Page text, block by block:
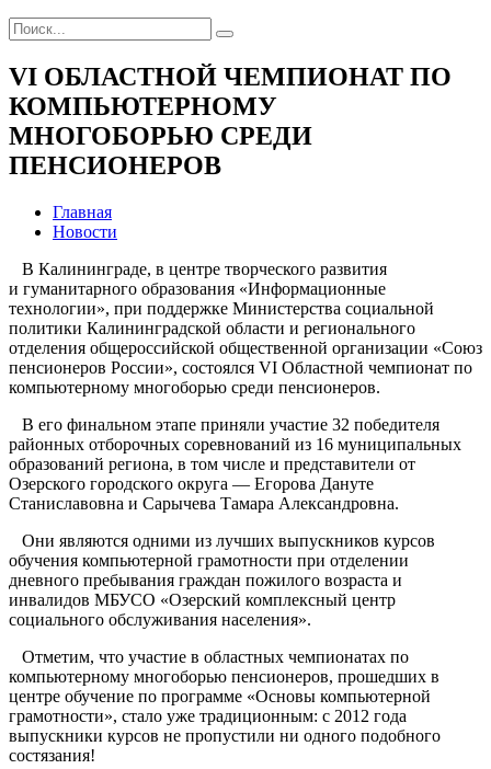
VI ОБЛАСТНОЙ ЧЕМПИОНАТ ПО
КОМПЬЮТЕРНОМУ
МНОГОБОРЬЮ СРЕДИ
ПЕНСИОНЕРОВ
Главная
Новости
В Калининграде, в центре творческого развития
и гуманитарного образования «Информационные
технологии», при поддержке Министерства социальной
политики Калининградской области и регионального
отделения общероссийской общественной организации «Союз
пенсионеров России», состоялся VI Областной чемпионат по
компьютерному многоборью среди пенсионеров.
В его финальном этапе приняли участие 32 победителя
районных отборочных соревнований из 16 муниципальных
образований региона, в том числе и представители от
Озерского городского округа — Егорова Дануте
Станиславовна и Сарычева Тамара Александровна.
Они являются одними из лучших выпускников курсов
обучения компьютерной грамотности при отделении
дневного пребывания граждан пожилого возраста и
инвалидов МБУСО «Озерский комплексный центр
социального обслуживания населения».
Отметим, что участие в областных чемпионатах по
компьютерному многоборью пенсионеров, прошедших в
центре обучение по программе «Основы компьютерной
грамотности», стало уже традиционным: с 2012 года
выпускники курсов не пропустили ни одного подобного
состязания!